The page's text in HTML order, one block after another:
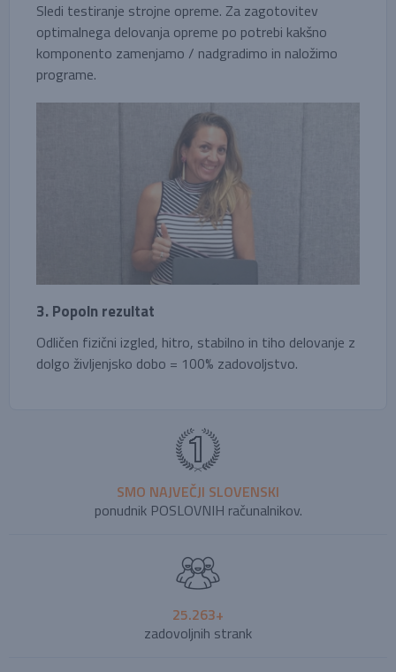
Sledi testiranje strojne opreme. Za zagotovitev
optimalnega delovanja opreme po potrebi kakšno
komponento zamenjamo / nadgradimo in naložimo
programe.
3. Popoln rezultat
Odličen fizični izgled, hitro, stabilno in tiho delovanje z
dolgo življenjsko dobo = 100% zadovoljstvo.
SMO NAJVEČJI SLOVENSKI
ponudnik POSLOVNIH računalnikov.
25.263+
zadovoljnih strank